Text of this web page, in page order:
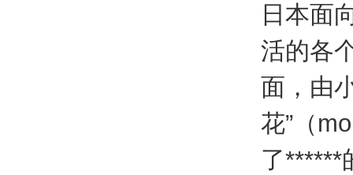
日本面
活的各
面，由
花”（
了******